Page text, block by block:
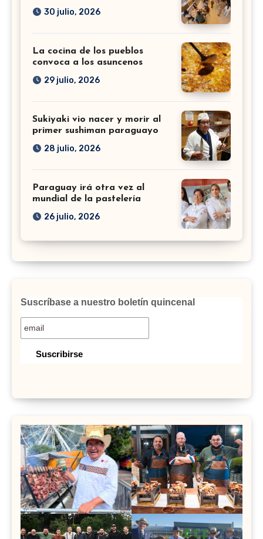
30 julio, 2026
La cocina de los pueblos
convoca a los asuncenos
29 julio, 2026
Sukiyaki vio nacer y morir al
primer sushiman paraguayo
28 julio, 2026
Paraguay irá otra vez al
mundial de la pastelería
26 julio, 2026
Suscríbase a nuestro boletín quincenal